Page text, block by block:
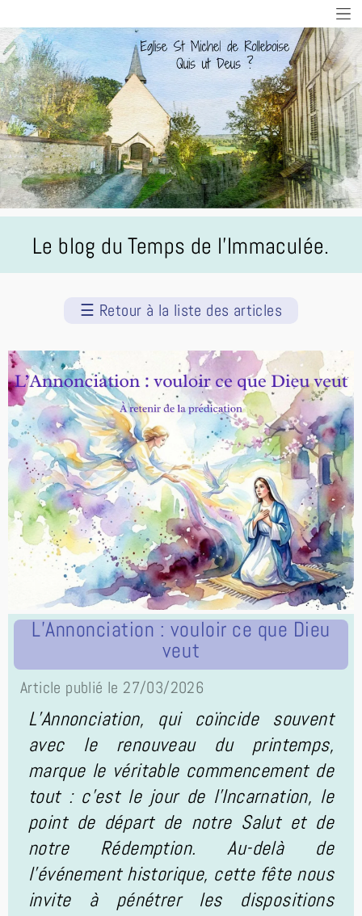
Le blog du Temps de l'Immaculée.
☰ Retour à la liste des articles
L’Annonciation : vouloir ce que Dieu
veut
Article publié le 27/03/2026
L’Annonciation, qui coïncide souvent
avec le renouveau du printemps,
marque le véritable commencement de
tout : c'est le jour de l’Incarnation, le
point de départ de notre Salut et de
notre Rédemption. Au-delà de
l'événement historique, cette fête nous
invite à pénétrer les dispositions